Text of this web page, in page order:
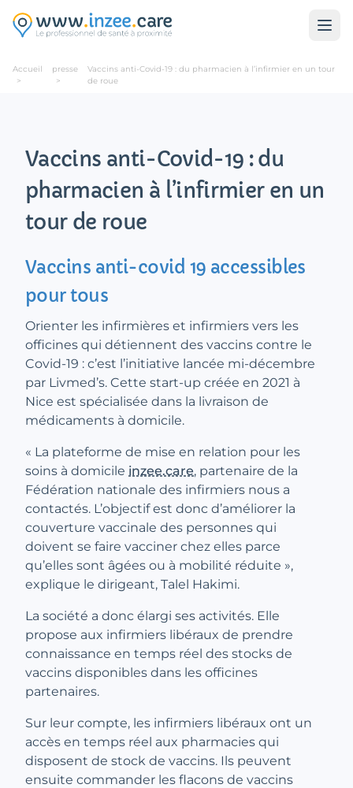
Accueil
>
presse
>
Vaccins anti-Covid-19 : du pharmacien à l’infirmier en un tour
de roue
Vaccins anti-Covid-19 : du
pharmacien à l’infirmier en un
tour de roue
Vaccins anti-covid 19 accessibles
pour tous
Orienter les infirmières et infirmiers vers les
officines qui détiennent des vaccins contre le
Covid-19 : c’est l’initiative lancée mi-décembre
par Livmed’s. Cette start-up créée en 2021 à
Nice est spécialisée dans la livraison de
médicaments à domicile.
« La plateforme de mise en relation pour les
soins à domicile inzee.care, partenaire de la
Fédération nationale des infirmiers nous a
contactés. L’objectif est donc d’améliorer la
couverture vaccinale des personnes qui
doivent se faire vacciner chez elles parce
qu’elles sont âgées ou à mobilité réduite »,
explique le dirigeant, Talel Hakimi.
La société a donc élargi ses activités. Elle
propose aux infirmiers libéraux de prendre
connaissance en temps réel des stocks de
vaccins disponibles dans les officines
partenaires.
Sur leur compte, les infirmiers libéraux ont un
accès en temps réel aux pharmacies qui
disposent de stock de vaccins. Ils peuvent
ensuite commander les flacons de vaccins